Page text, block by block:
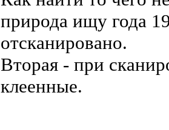
природа ищу года
отсканировано.
Вторая - при
клеенные.